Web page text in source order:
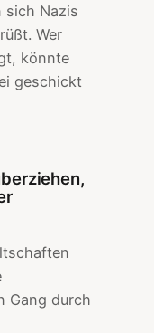
sich Nazis
Wer
könnte
geschickt
Gang durch